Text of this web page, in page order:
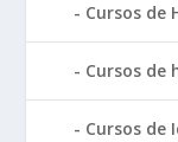
Cursos de
Cursos de
Cursos de